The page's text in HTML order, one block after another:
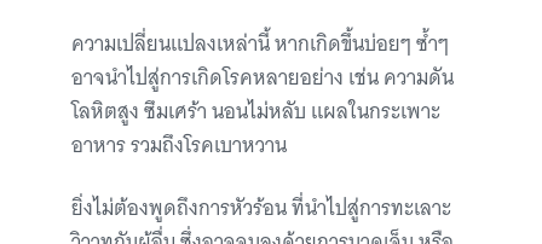
ความเปลี่ยนแปลงเหล่านี้ หากเกิดขึ้นบ่อยๆ ซ้ำๆ
อาจนำไปสู่การเกิดโรคหลายอย่าง เช่น ความดัน
โลหิตสูง ซึมเศร้า นอนไม่หลับ แผลในกระเพาะ
อาหาร รวมถึงโรคเบาหวาน
ยิ่งไม่ต้องพูดถึงการหัวร้อน ที่นำไปสู่การทะเลาะ